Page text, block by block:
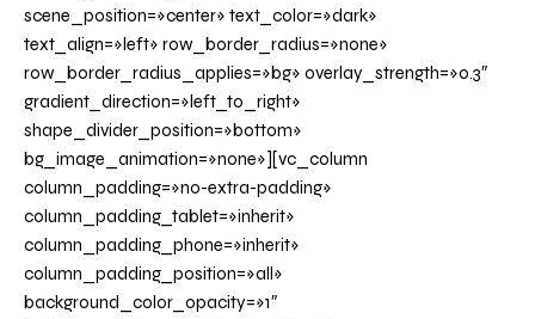
scene_position=»center» text_color=»dark»
text_align=»left» row_border_radius=»none»
row_border_radius_applies=»bg» overlay_strength=»0.3″
gradient_direction=»left_to_right»
shape_divider_position=»bottom»
bg_image_animation=»none»][vc_column
column_padding=»no-extra-padding»
column_padding_tablet=»inherit»
column_padding_phone=»inherit»
column_padding_position=»all»
background_color_opacity=»1″